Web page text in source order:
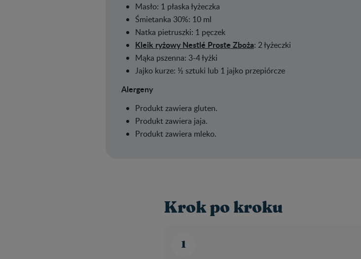
Masło: 1 płaska łyżeczka
Śmietanka 30%: 10 ml
Natka pietruszki: 1 pęczek
Kleik ryżowy Nestlé Proste Zboża: 2 łyżeczki
Mąka pszenna: 3-4 łyżki
Jajko kurze: ½ sztuki lub 1 jajko przepiórcze​
Alergeny
Produkt zawiera gluten.
Produkt zawiera jaja.
Produkt zawiera mleko.
Krok po kroku